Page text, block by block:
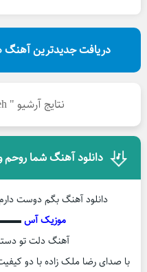
دریافت جدیدترین آهنگ
نتایج آرشیو " Reza Malekzadeh "
دانلود آهنگ شما
دانلود آهنگ بگم دوست
موزیک آس
آهنگ دلت تو